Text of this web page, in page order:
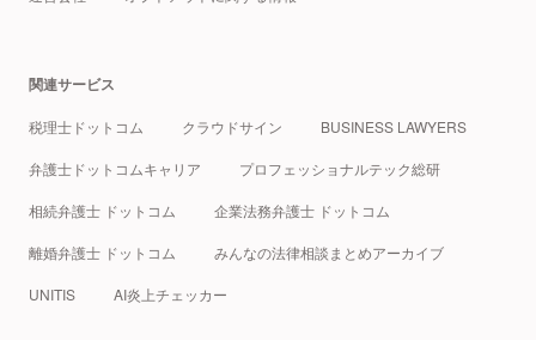
関連サービス
税理士ドットコム クラウドサイン BUSINESS LAWYERS
弁護士ドットコムキャリア プロフェッショナルテック総研
相続弁護士 ドットコム 企業法務弁護士 ドットコム
離婚弁護士 ドットコム みんなの法律相談まとめアーカイブ
UNITIS AI炎上チェッカー